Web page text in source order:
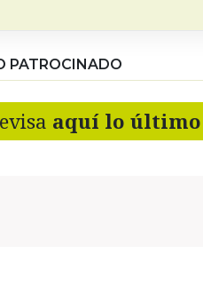
PATROCINADO
aquí lo último